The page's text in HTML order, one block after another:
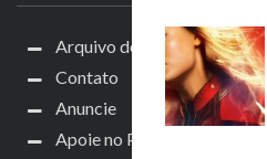
Arquivo de Críticas
Contato
Anuncie
Apoie no Patreon